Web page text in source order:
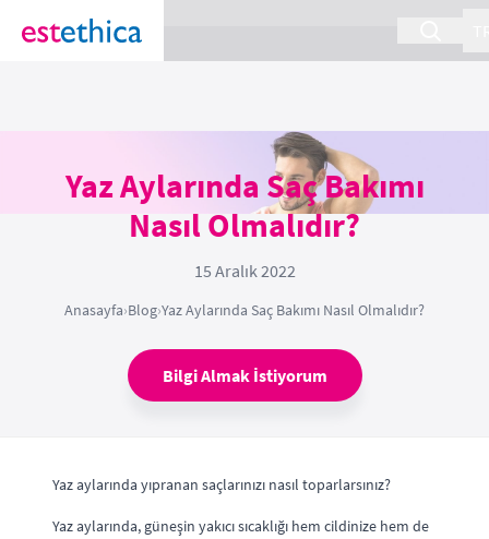
section Service {
Yaz Aylarında Saç Bakımı
Nasıl Olmalıdır?
15 Aralık 2022
Anasayfa›Blog›Yaz Aylarında Saç Bakımı Nasıl Olmalıdır?
Bilgi Almak İstiyorum
Yaz aylarında yıpranan saçlarınızı nasıl toparlarsınız?
Yaz aylarında, güneşin yakıcı sıcaklığı hem cildinize hem de